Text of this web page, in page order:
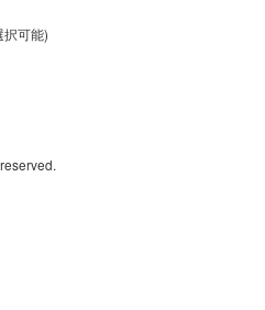
可能)